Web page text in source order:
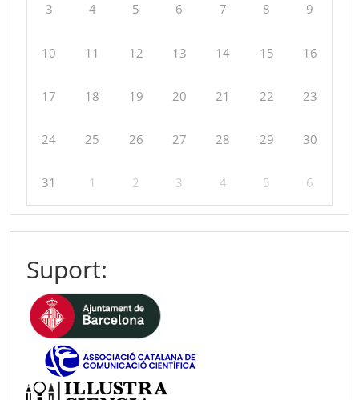
3 4 5 6 7 8 9
10 11 12 13 14 15 16
17 18 19 20 21 22 23
24 25 26 27 28 29 30
31 1 2 3 4 5 6
Suport: